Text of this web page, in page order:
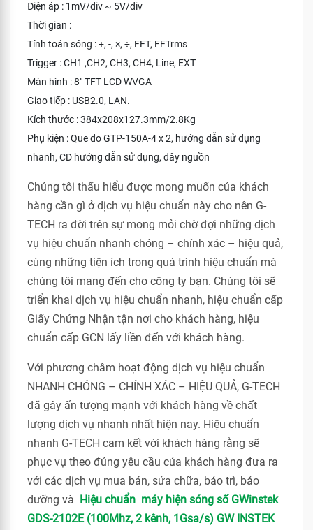
Điện áp : 1mV/div ~ 5V/div
Thời gian :
Tính toán sóng : +, -, ×, ÷, FFT, FFTrms
Trigger : CH1 ,CH2, CH3, CH4, Line, EXT
Màn hình : 8" TFT LCD WVGA
Giao tiếp : USB2.0, LAN.
Kích thước : 384x208x127.3mm/2.8Kg
Phụ kiện : Que đo GTP-150A-4 x 2, hướng dẫn sử dụng
nhanh, CD hướng dẫn sử dụng, dây nguồn
Chúng tôi thấu hiểu được mong muốn của khách
hàng cần gì ở dịch vụ hiệu chuẩn này cho nên G-
TECH ra đời trên sự mong mỏi chờ đợi những dịch
vụ hiệu chuẩn nhanh chóng – chính xác – hiệu quả,
cùng những tiện ích trong quá trình hiệu chuẩn mà
chúng tôi mang đến cho công ty bạn. Chúng tôi sẽ
triển khai dịch vụ hiệu chuẩn nhanh, hiệu chuẩn cấp
Giấy Chứng Nhận tận nơi cho khách hàng, hiệu
chuẩn cấp GCN lấy liền đến với khách hàng.
Với phương châm hoạt động dịch vụ hiệu chuẩn
NHANH CHÓNG – CHÍNH XÁC – HIỆU QUẢ, G-TECH
đã gây ấn tượng mạnh với khách hàng về chất
lượng dịch vụ nhanh nhất hiện nay. Hiệu chuẩn
nhanh G-TECH cam kết với khách hàng rằng sẽ
phục vụ theo đúng yêu cầu của khách hàng đưa ra
với các dịch vụ mua bán, sửa chữa, bảo trì, bảo
dưỡng và Hiệu chuẩn máy hiện sóng số GWinstek
GDS-2102E (100Mhz, 2 kênh, 1Gsa/s) GW INSTEK